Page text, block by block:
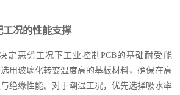
况的性能支撑
定恶劣工况下工业控制PCB的基础耐受能
用玻璃化转变温度高的基板材料，确保在高
绝缘性能。对于潮湿工况，优先选择吸水率